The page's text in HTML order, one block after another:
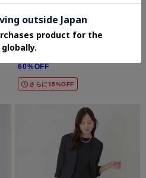
UNTITLED
【フォーマル/洗える】ボウタイ プリーツ
ワンピース
¥14,520
60%OFF
さらに15%OFF